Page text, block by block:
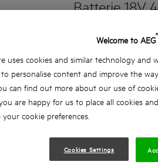
Batterie 18V
L1840SHD
Indicateur de
Batterie 4,0 Ah
Protection
surcharge de
Protection
Welcome to AEG®
uses cookies and similar technology and
personalise content and improve the
can find out more about our use of
are happy for us to place all cookies
cookie preferences.
Cookies Settings